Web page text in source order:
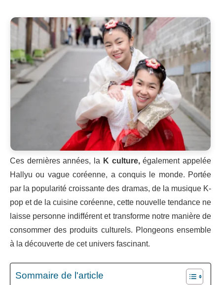
Ces dernières années, la K culture,également appelée
Hallyu ou vague coréenne, a conquis le monde. Portée
par la popularité croissante des dramas, de la musique K-
pop et de la cuisine coréenne, cette nouvelle tendance ne
laisse personne indifférent et transforme notre manière de
consommer des produits culturels. Plongeons ensemble
à la découverte de cet univers fascinant.
Sommaire de l'article